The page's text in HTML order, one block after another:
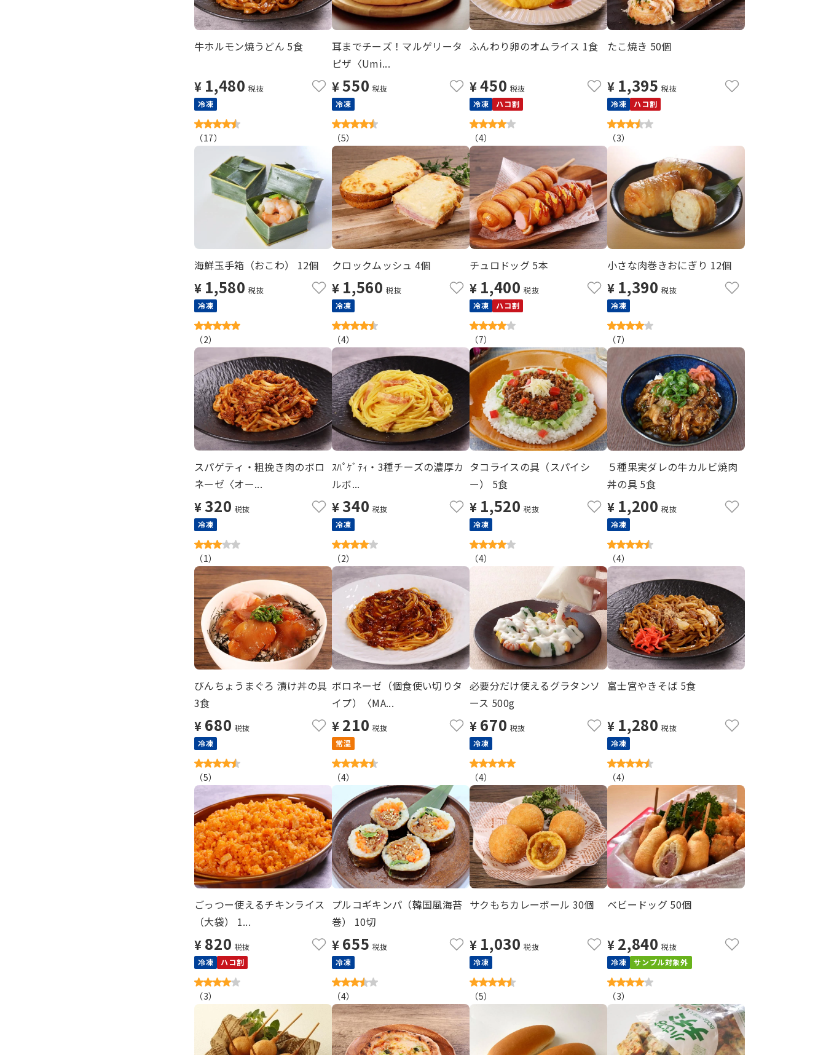
牛ホルモン焼うどん 5食
¥ 1,480 税抜
冷凍
（17）
耳までチーズ！マルゲリータ
ピザ〈Umi...
¥550 税抜
冷凍
（5）
ふんわり卵のオムライス 1食
¥450 税抜
冷凍
ハコ割
（4）
たこ焼き 50個
¥ 1,395 税抜
冷凍
ハコ割
（3）
海鮮玉手箱（おこわ） 12個
¥ 1,580 税抜
冷凍
（2）
クロックムッシュ 4個
¥ 1,560 税抜
冷凍
（4）
チュロドッグ 5本
¥ 1,400 税抜
冷凍
ハコ割
（7）
小さな肉巻きおにぎり 12個
¥ 1,390 税抜
冷凍
（7）
スパゲティ・粗挽き肉のボロ
ネーゼ〈オー...
¥ 320 税抜
冷凍
（1）
ｽﾊﾟｹﾞﾃｨ・3種チーズの濃厚カ
ルボ...
¥ 340 税抜
冷凍
（2）
タコライスの具（スパイシ
ー） 5食
¥ 1,520 税抜
冷凍
（4）
５種果実ダレの牛カルビ焼肉
丼の具 5食
¥ 1,200 税抜
冷凍
（4）
びんちょうまぐろ 漬け丼の具
3食
¥ 680 税抜
冷凍
（5）
ボロネーゼ（個食使い切りタ
イプ）〈MA...
¥ 210 税抜
常温
（4）
必要分だけ使えるグラタンソ
ース 500g
¥ 670 税抜
冷凍
（4）
富士宮やきそば 5食
¥ 1,280 税抜
冷凍
（4）
ごっつー使えるチキンライス
（大袋） 1...
¥ 820 税抜
冷凍
ハコ割
（3）
プルコギキンパ（韓国風海苔
巻） 10切
¥ 655 税抜
冷凍
（4）
サクもちカレーボール 30個
¥ 1,030 税抜
冷凍
（5）
ベビードッグ 50個
¥ 2,840 税抜
冷凍
サンプル対象外
（3）